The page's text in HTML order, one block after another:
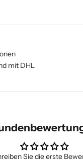
mit DHL
Sie die erste